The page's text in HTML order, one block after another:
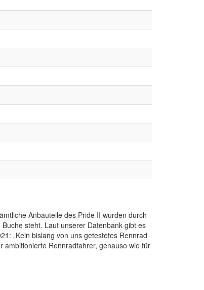
Anbauteile des Pride II wurden durch
steht. Laut unserer Datenbank gibt es
„Kein bislang von uns getestetes Rennrad
ambitionierte Rennradfahrer, genauso wie für